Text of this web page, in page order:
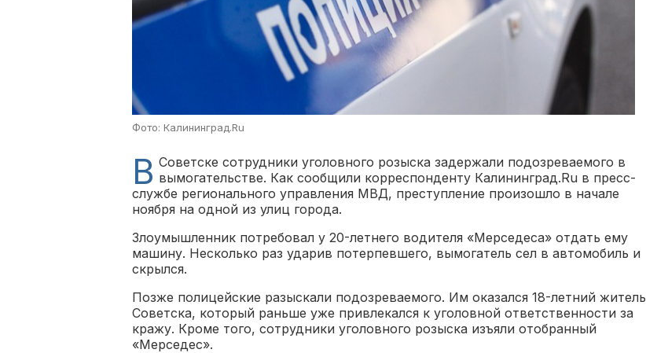
Фото: Калининград.Ru
В Советске сотрудники уголовного розыска задержали подозреваемого в
вымогательстве. Как сообщили корреспонденту Калининград.Ru в пресс-
службе регионального управления МВД, преступление произошло в начале
ноября на одной из улиц города.
Злоумышленник потребовал у 20-летнего водителя «Мерседеса» отдать ему
машину. Несколько раз ударив потерпевшего, вымогатель сел в автомобиль и
скрылся.
Позже полицейские разыскали подозреваемого. Им оказался 18-летний житель
Советска, который раньше уже привлекался к уголовной ответственности за
кражу. Кроме того, сотрудники уголовного розыска изъяли отобранный
«Мерседес».